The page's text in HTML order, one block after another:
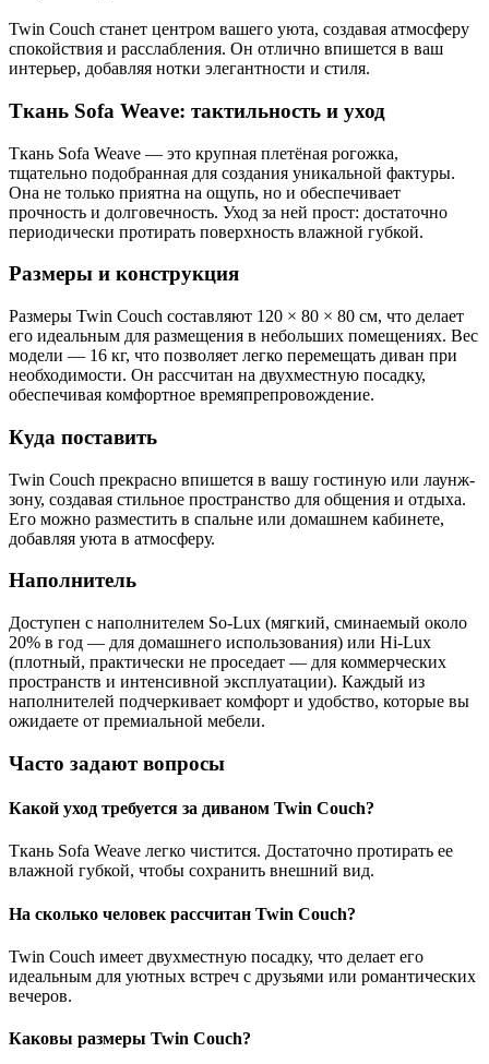
Twin Couch станет центром вашего уюта, создавая атмосферу
спокойствия и расслабления. Он отлично впишется в ваш
интерьер, добавляя нотки элегантности и стиля.
Ткань Sofa Weave: тактильность и уход
Ткань Sofa Weave — это крупная плетёная рогожка,
тщательно подобранная для создания уникальной фактуры.
Она не только приятна на ощупь, но и обеспечивает
прочность и долговечность. Уход за ней прост: достаточно
периодически протирать поверхность влажной губкой.
Размеры и конструкция
Размеры Twin Couch составляют 120 × 80 × 80 см, что делает
его идеальным для размещения в небольших помещениях. Вес
модели — 16 кг, что позволяет легко перемещать диван при
необходимости. Он рассчитан на двухместную посадку,
обеспечивая комфортное времяпрепровождение.
Куда поставить
Twin Couch прекрасно впишется в вашу гостиную или лаунж-
зону, создавая стильное пространство для общения и отдыха.
Его можно разместить в спальне или домашнем кабинете,
добавляя уюта в атмосферу.
Наполнитель
Доступен с наполнителем So-Lux (мягкий, сминаемый около
20% в год — для домашнего использования) или Hi-Lux
(плотный, практически не проседает — для коммерческих
пространств и интенсивной эксплуатации). Каждый из
наполнителей подчеркивает комфорт и удобство, которые вы
ожидаете от премиальной мебели.
Часто задают вопросы
Какой уход требуется за диваном Twin Couch?
Ткань Sofa Weave легко чистится. Достаточно протирать ее
влажной губкой, чтобы сохранить внешний вид.
На сколько человек рассчитан Twin Couch?
Twin Couch имеет двухместную посадку, что делает его
идеальным для уютных встреч с друзьями или романтических
вечеров.
Каковы размеры Twin Couch?